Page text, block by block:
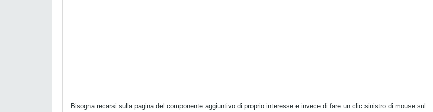
Bisogna recarsi sulla pagina del componente aggiuntivo di proprio interesse e invece di fare un clic sinistro di mouse sul